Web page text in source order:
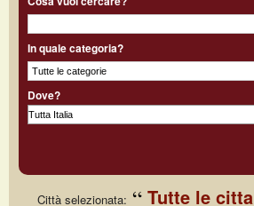
In quale categoria?
Dove?
Città selezionata: Tutte le citta